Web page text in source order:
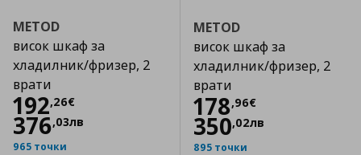
METOD
висок шкаф за
хладилник/фризер, 2
врати
192,26€
Цена
376,03лв
965 точки
METOD
висок шкаф за
хладилник/фризер, 2
врати
178,96€
Цена
350,02лв
895 точки